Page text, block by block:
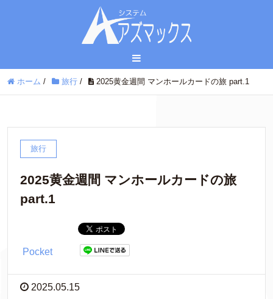
ホーム / 旅行 / 2025黄金週間 マンホールカードの旅 part.1
旅行
2025黄金週間 マンホールカードの旅
part.1
Pocket
2025.05.15